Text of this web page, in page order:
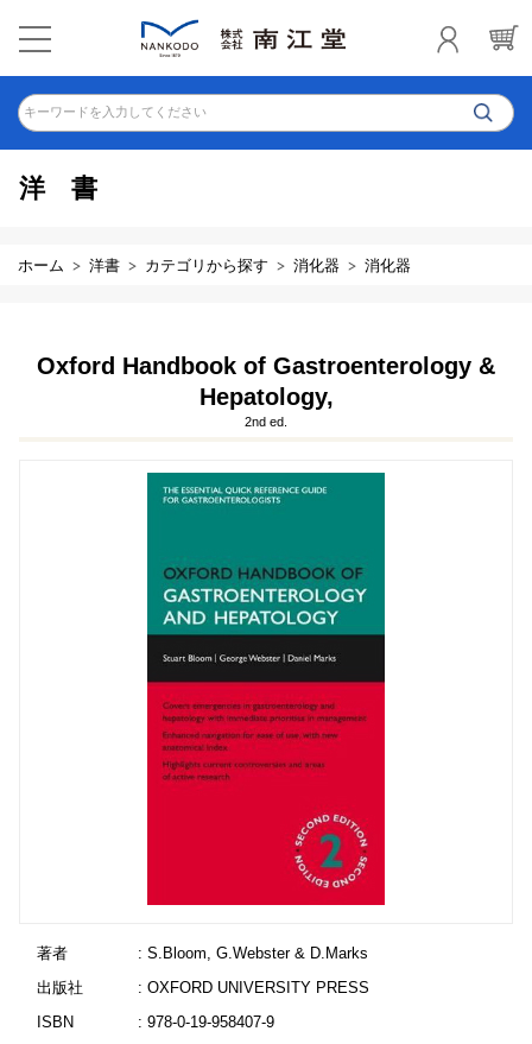
キーワードを入力してください
洋書
ホーム 洋書 カテゴリから探す 消化器 消化器
Oxford Handbook of Gastroenterology &
Hepatology,
2nd ed.
著者
: S.Bloom, G.Webster & D.Marks
出版社
: OXFORD UNIVERSITY PRESS
ISBN
: 978-0-19-958407-9